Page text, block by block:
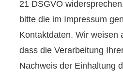
21 DSGVO
bitte die im Impressum
Kontaktdaten. Wir weisen
dass die Verarbeitung
Nachweis der Einhaltung